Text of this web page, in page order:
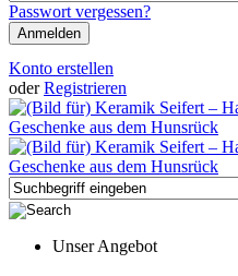
Passwort vergessen?
Konto erstellen
oder Registrieren
Unser Angebot